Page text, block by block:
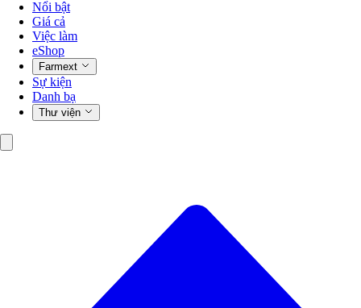
Nổi bật
Giá cả
Việc làm
eShop
Farmext
Sự kiện
Danh bạ
Thư viện